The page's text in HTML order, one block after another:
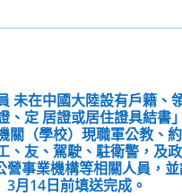
未在中國大陸設有戶籍、
、定 居證或居住證具結書
關（學校）現職軍公教、
、友、駕駛、駐衛警，及
營事業機構等相關人員，
3月14日前填送完成。